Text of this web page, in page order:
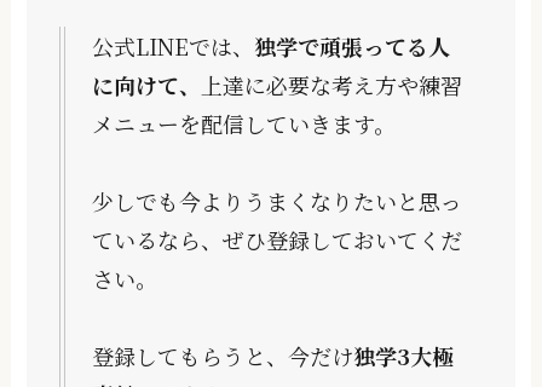
公式LINEでは、 独学で頑張ってる人
に向けて、
上達に必要な考え方や練習
メニューを配信していきます。
少しでも今よりうまくなりたいと思っ
ているなら、ぜひ登録しておいてくだ
さい。
登録してもらうと、今だけ独学3大極